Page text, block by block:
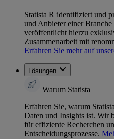
Statista R identifiziert und
und Anbieter einer
veröffentlicht hierzu
Zusammenarbeit mit
Erfahren Sie mehr auf
Lösungen
Warum Statista
Erfahren Sie, warum
Daten und Insights ist. Wir
für effiziente Recherchen
Entscheidungsprozesse.